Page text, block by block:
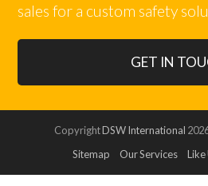
sales for a custom safety
GET IN
CopyrightDSW International
Sitemap
Our Services Like